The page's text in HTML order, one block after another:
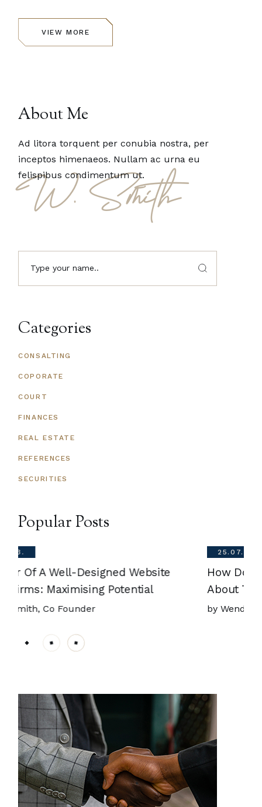
VIEW MORE
About Me
Ad litora torquent per conubia nostra, per
inceptos himenaeos. Nullam ac urna eu
felispibus condimentum ut.
W. Smith
Search
Categories
CONSALTING
COPORATE
COURT
FINANCES
REAL ESTATE
REFERENCES
SECURITIES
Popular Posts
How Do Staff In The Legal Sector Feel
About Their Wellbeing At Work?
by Wendy Smith,